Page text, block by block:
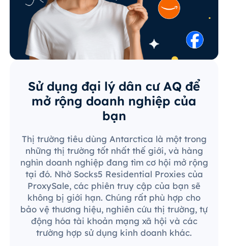
Sử dụng đại lý dân cư AQ để
mở rộng doanh nghiệp của
bạn
Thị trường tiêu dùng Antarctica là một trong
những thị trường tốt nhất thế giới, và hàng
nghìn doanh nghiệp đang tìm cơ hội mở rộng
tại đó. Nhờ Socks5 Residential Proxies của
ProxySale, các phiên truy cập của bạn sẽ
không bị giới hạn. Chúng rất phù hợp cho
bảo vệ thương hiệu, nghiên cứu thị trường, tự
động hóa tài khoản mạng xã hội và các
trường hợp sử dụng kinh doanh khác.